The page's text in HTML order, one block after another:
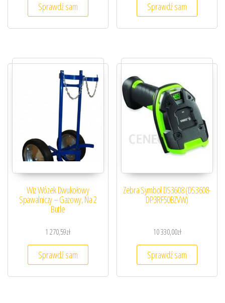
Sprawdź sam Sprawdź sam
Wiz Wózek Dwukołowy
Spawalniczy – Gazowy, Na 2
Butle
1 270,59zł
Sprawdź sam
Zebra Symbol DS3608 (DS3608-
DP3RF50BZVW)
10 330,00zł
Sprawdź sam